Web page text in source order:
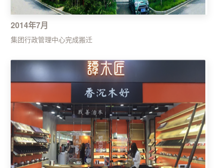
2014年7月
集团行政管理中心完成搬迁